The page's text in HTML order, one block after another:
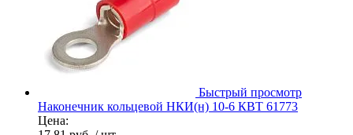
Быстрый просмотр
Наконечник кольцевой НКИ(н) 10-6 КВТ 61773
Цена: